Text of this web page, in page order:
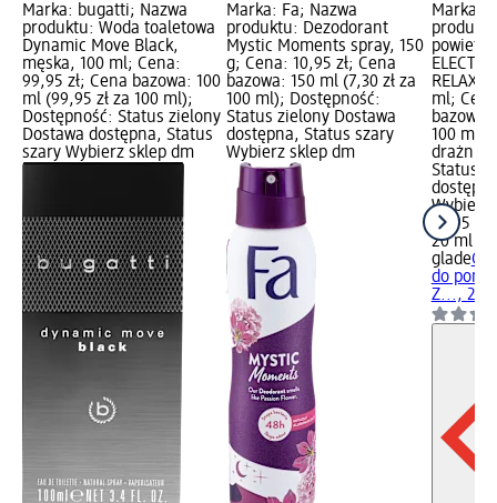
Marka: bugatti; Nazwa
produktu: Woda toaletowa
Dynamic Move Black,
męska, 100 ml; Cena:
99,95 zł; Cena bazowa: 100
ml (99,95 zł za 100 ml);
Dostępność: Status zielony
Dostawa dostępna, Status
szary Wybierz sklep dm
Marka: Fa; Nazwa
produktu: Dezodorant
Mystic Moments spray, 150
g; Cena: 10,95 zł; Cena
bazowa: 150 ml (7,30 zł za
100 ml); Dostępność:
Status zielony Dostawa
dostępna, Status szary
Wybierz sklep dm
Marka:
ml;
bazowa:
100 ml);
Status
Wybierz
18,95 zł
20 ml
glade
do
Z..., 20